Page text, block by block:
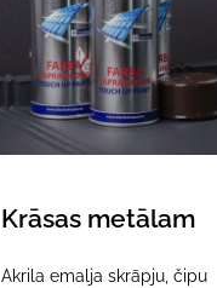
Krāsas metālam
Akrila emalja skrāpju, čipu